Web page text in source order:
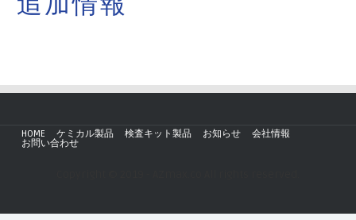
HOME ケミカル製品 検査キット製品 お知らせ
会社情報
お問い合わせ